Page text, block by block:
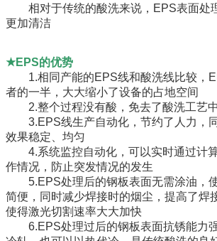
相对于传统的酸洗来说，EPS表面处
更加清洁
★EPS的优势
1.相同产能的EPS线和酸洗线比较，
者的一半，大大缩小了设备的占地空间
2.整个过程没有酸，免去了酸洗工艺中
3.EPS线生产自动化，节约了人力，
效果稳定、均匀
4.系统监控自动化，可以实时通过计
作情况，防止突发情况的发生
5.EPS处理后的钢板表面无需涂油，
简便，同时减少焊接时的烟尘，提高了焊
使得激光切割速率大大加快
6.EPS处理过后的钢板表面抗锈能力强